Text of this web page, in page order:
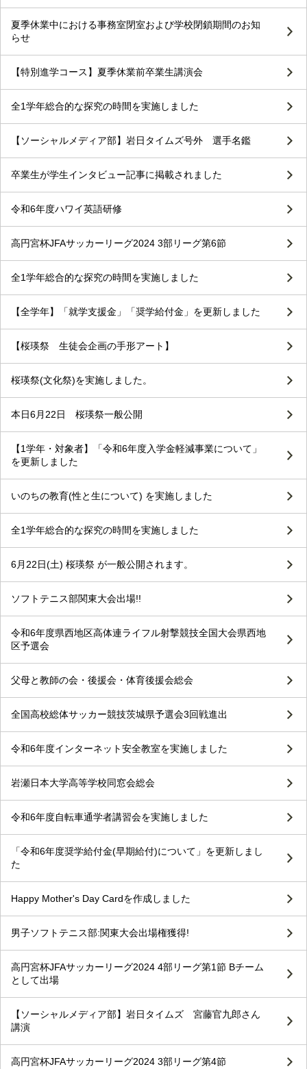
夏季休業中における事務室閉室および学校閉鎖期間のお知
らせ
【特別進学コース】夏季休業前卒業生講演会
全1学年総合的な探究の時間を実施しました
【ソーシャルメディア部】岩日タイムズ号外 選手名鑑
卒業生が学生インタビュー記事に掲載されました
令和6年度ハワイ英語研修
高円宮杯JFAサッカーリーグ2024 3部リーグ第6節
全1学年総合的な探究の時間を実施しました
【全学年】「就学支援金」「奨学給付金」を更新しました
【桜瑛祭 生徒会企画の手形アート】
桜瑛祭(文化祭)を実施しました。
本日6月22日 桜瑛祭一般公開
【1学年・対象者】「令和6年度入学金軽減事業について」
を更新しました
いのちの教育(性と生について) を実施しました
全1学年総合的な探究の時間を実施しました
6月22日(土) 桜瑛祭 が一般公開されます。
ソフトテニス部関東大会出場!!
令和6年度県西地区高体連ライフル射撃競技全国大会県西地
区予選会
父母と教師の会・後援会・体育後援会総会
全国高校総体サッカー競技茨城県予選会3回戦進出
令和6年度インターネット安全教室を実施しました
岩瀬日本大学高等学校同窓会総会
令和6年度自転車通学者講習会を実施しました
「令和6年度奨学給付金(早期給付)について」を更新しまし
た
Happy Mother's Day Cardを作成しました
男子ソフトテニス部:関東大会出場権獲得!
高円宮杯JFAサッカーリーグ2024 4部リーグ第1節 Bチーム
として出場
【ソーシャルメディア部】岩日タイムズ 宮藤官九郎さん
講演
高円宮杯JFAサッカーリーグ2024 3部リーグ第4節